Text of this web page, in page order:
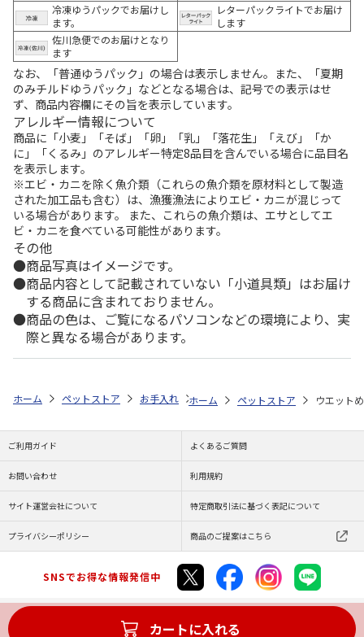
冷凍ゆうパックでお届けし
ます。
レターパックライトでお届け
します
佐川急便でのお届けとなり
ます
なお、「普通ゆうパック」の場合は表示しません。また、「夏期
のみチルドゆうパック」などとなる場合は、記号での表示はせ
ず、商品内容欄にその旨を表示しています。
アレルギー情報について
商品に「小麦」「そば」「卵」「乳」「落花生」「えび」「か
に」「くるみ」のアレルギー特定8品目を含んでいる場合に品目名
を表示します。
※エビ・カニを除く魚介類（これらの魚介類を原材料として製造
された加工品も含む）は、漁獲漁法によりエビ・カニが混じって
いる場合があります。 また、これらの魚介類は、エサとしてエ
ビ・カニを食べている可能性があります。
その他
商品写真はイメージです。
商品内容として記載されていない「小道具類」はお届け
する商品に含まれておりません。
商品の色は、ご覧になるパソコンなどの環境により、実
際と異なる場合があります。
カートに入れる
ホーム ペットストア お手入れ ウェットティッシュ各種（猫用）
ホーム ペットストア ウエット
ご利用ガイド よくあるご質問
お問い合わせ 利用規約
サイト運営会社について 特定商取引法に基づく表記について
プライバシーポリシー 商品のご提案はこちら
SNSでお得な情報発信中